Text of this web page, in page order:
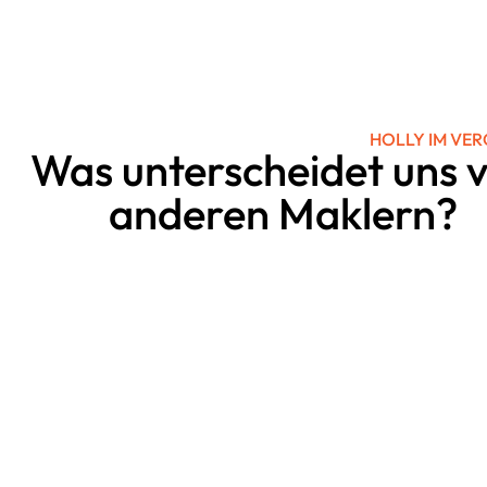
HOLLY IM
Was unterscheidet uns
anderen Maklern?